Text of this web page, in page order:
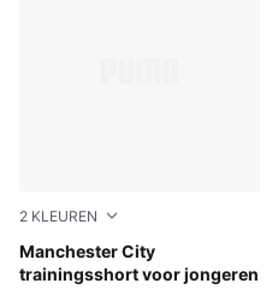
2 KLEUREN
Manchester City
trainingsshort voor jongeren
PUMA Black-Cast Iron